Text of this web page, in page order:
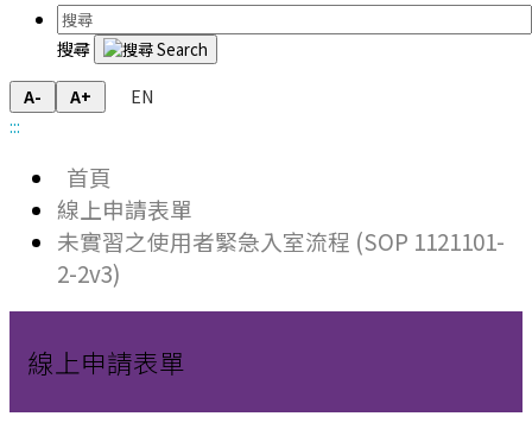
搜尋
A- A+
EN
:::
首頁
線上申請表單
未實習之使用者緊急入室流程 (SOP 1121101-
2-2v3)
線上申請表單